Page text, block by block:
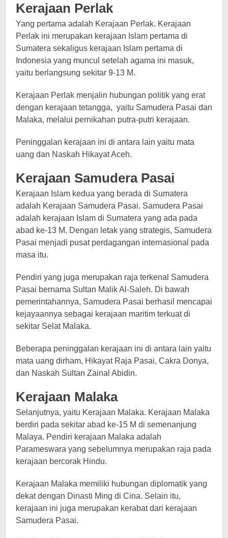
Kerajaan Perlak
Yang pertama adalah Kerajaan Perlak. Kerajaan
Perlak ini merupakan kerajaan Islam pertama di
Sumatera sekaligus kerajaan Islam pertama di
Indonesia yang muncul setelah agama ini masuk,
yaitu berlangsung sekitar 9-13 M.
Kerajaan Perlak menjalin hubungan politik yang erat
dengan kerajaan tetangga, yaitu Samudera Pasai dan
Malaka, melalui pernikahan putra-putri kerajaan.
Peninggalan kerajaan ini di antara lain yaitu mata
uang dan Naskah Hikayat Aceh.
Kerajaan Samudera Pasai
Kerajaan Islam kedua yang berada di Sumatera
adalah Kerajaan Samudera Pasai. Samudera Pasai
adalah kerajaan Islam di Sumatera yang ada pada
abad ke-13 M. Dengan letak yang strategis, Samudera
Pasai menjadi pusat perdagangan internasional pada
masa itu.
Pendiri yang juga merupakan raja terkenal Samudera
Pasai bernama Sultan Malik Al-Saleh. Di bawah
pemerintahannya, Samudera Pasai berhasil mencapai
kejayaannya sebagai kerajaan maritim terkuat di
sekitar Selat Malaka.
Beberapa peninggalan kerajaan ini di antara lain yaitu
mata uang dirham, Hikayat Raja Pasai, Cakra Donya,
dan Naskah Sultan Zainal Abidin.
Kerajaan Malaka
Selanjutnya, yaitu Kerajaan Malaka. Kerajaan Malaka
berdiri pada sekitar abad ke-15 M di semenanjung
Malaya. Pendiri kerajaan Malaka adalah
Parameswara yang sebelumnya merupakan raja pada
kerajaan bercorak Hindu.
Kerajaan Malaka memiliki hubungan diplomatik yang
dekat dengan Dinasti Ming di Cina. Selain itu,
kerajaan ini juga merupakan kerabat dari kerajaan
Samudera Pasai.